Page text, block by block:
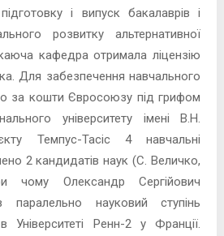
і випуск бакалаврів і
розвитку альтернативної
кафедра отримала ліцензію
Для забезпечення навчального
за кошти Євросоюзу під грифом
університету імені В.Н.
Темпус-Тасіс 4 навчальні
2 кандидатів наук (С. Величко,
чому Олександр Сергійович
паралельно науковий ступінь
Університеті Ренн-2 у Франції.